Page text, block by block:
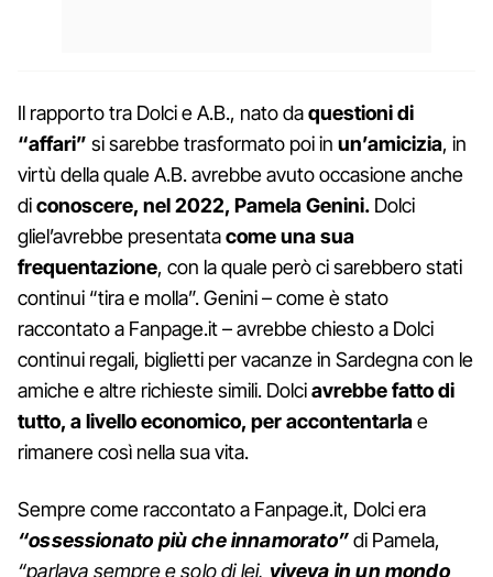
Il rapporto tra Dolci e A.B., nato daquestioni di
“affari” si sarebbe trasformato poi in un’amicizia, in
virtù della quale A.B. avrebbe avuto occasione anche
diconoscere, nel 2022, Pamela Genini. Dolci
gliel’avrebbe presentatacome una sua
frequentazione, con la quale però ci sarebbero stati
continui “tira e molla”. Genini – come è stato
raccontato a Fanpage.it – avrebbe chiesto a Dolci
continui regali, biglietti per vacanze in Sardegna con le
amiche e altre richieste simili. Dolciavrebbe fatto di
tutto, a livello economico, per accontentarlae
rimanere così nella sua vita.
Sempre come raccontato a Fanpage.it, Dolci era
“ossessionato più che innamorato”di Pamela,
“parlava sempre e solo di lei, viveva in un mondo